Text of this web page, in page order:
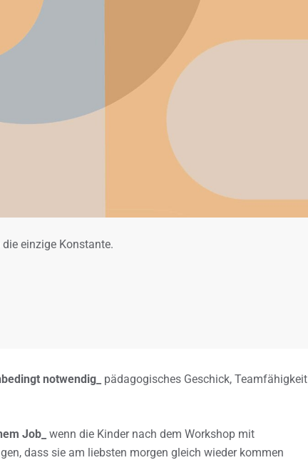
einzige Konstante.
notwendig_
pädagogisches Geschick, Teamfähigkeit
Job_ wenn die Kinder nach dem Workshop mit
dass sie am liebsten morgen gleich wieder kommen